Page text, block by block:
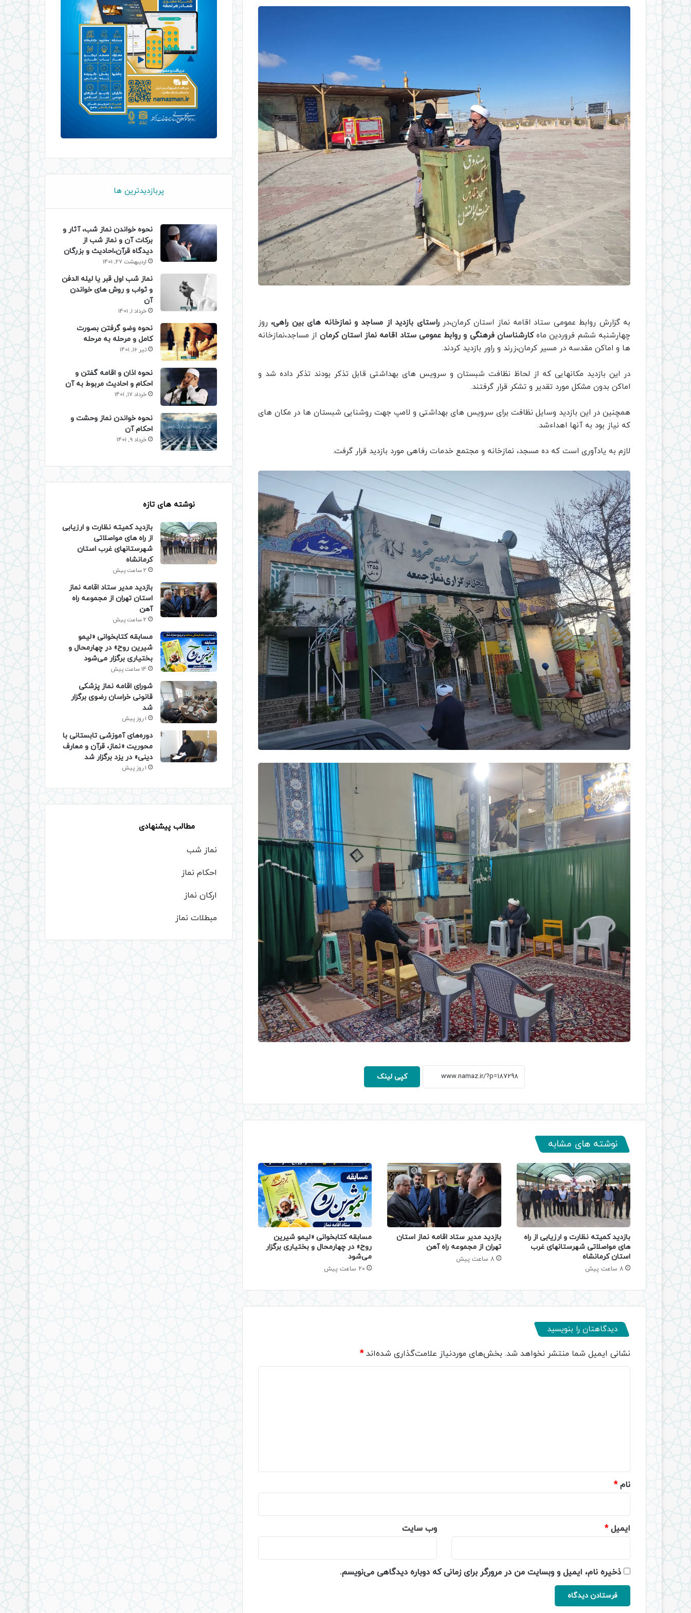
به گزارش روابط عمومی ستاد اقامه نماز استان کرمان،درراستای بازدید از مساجد و نمازخانه های بین راهی،روز
چهارشنبه ششم فروردین ماهکارشناسان فرهنگی و روابط عمومی ستاد اقامه نماز استان کرمان از مساجد،نمازخانه
ها و اماکن مقدسه در مسیر کرمان،زرند و راور بازدید کردند.
در این بازدید مکانهایی که از لحاظ نظافت شبستان و سرویس های بهداشتی قابل تذکر بودند تذکر داده شد و
اماکن بدون مشکل مورد تقدیر و تشکر قرار گرفتند.
همچنین در این بازدید وسایل نظافت برای سرویس های بهداشتی و لامپ جهت روشنایی شبستان ها در مکان های
که نیاز بود به آنها اهداءشد.
لازم به یادآوری است که ده مسجد، نمازخانه و مجتمع خدمات رفاهی مورد بازدید قرار گرفت.
کپی لینک
نوشته های مشابه
بازدید کمیته نظارت و ارزیابی از راه
های مواصلاتی شهرستانهای غرب
استان کرمانشاه
8 ساعت پیش
بازدید مدیر ستاد اقامه نماز استان
تهران از مجموعه راه آهن
8 ساعت پیش
مسابقه کتابخوانی «لیمو شیرین
روح» در چهارمحال و بختیاری برگزار
می‌شود
20 ساعت پیش
دیدگاهتان را بنویسید
نشانی ایمیل شما منتشر نخواهد شد. بخش‌های موردنیاز علامت‌گذاری شده‌اند*
نام*
ایمیل* وب‌ سایت
ذخیره نام، ایمیل و وبسایت من در مرورگر برای زمانی که دوباره دیدگاهی می‌نویسم.
پربازدیدترین ها
نحوه خواندن نماز شب، آثار و
برکات آن و نماز شب از
دیدگاه قرآن،احادیث و بزرگان
اردیبهشت 27, 1401
نماز شب اول قبر یا لیله الدفن
و ثواب و روش های خواندن
آن
خرداد 1, 1401
نحوه وضو گرفتن بصورت
کامل و مرحله به مرحله
تیر 16, 1401
نحوه اذان و اقامه گفتن و
احکام و احادیث مربوط به آن
خرداد 17, 1401
نحوه خواندن نماز وحشت و
احکام آن
خرداد 9, 1401
نوشته های تازه
بازدید کمیته نظارت و ارزیابی
از راه های مواصلاتی
شهرستانهای غرب استان
کرمانشاه
2 ساعت پیش
بازدید مدیر ستاد اقامه نماز
استان تهران از مجموعه راه
آهن
2 ساعت پیش
مسابقه کتابخوانی «لیمو
شیرین روح» در چهارمحال و
بختیاری برگزار می‌شود
14 ساعت پیش
شورای اقامه نماز پزشکی
قانونی خراسان رضوی برگزار
شد
1 روز پیش
دوره‌های آموزشی تابستانی با
محوریت «نماز، قرآن و معارف
دینی» در یزد برگزار شد
1 روز پیش
مطالب پیشنهادی
نماز شب
احکام نماز
ارکان نماز
مبطلات نماز